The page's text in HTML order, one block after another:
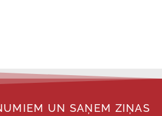
UN SAŅEM ZIŅAS